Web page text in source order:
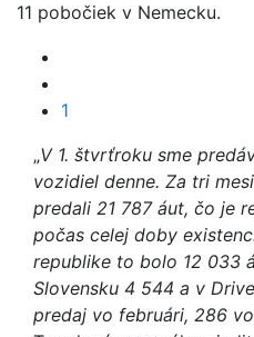
11 pobočiek v Nemecku.
1
„V 1. štvrťroku sme
vozidiel denne. Za tri
predali 21 787 áut, čo je
počas celej doby
republike to bolo 12 033
Slovensku 4 544 a v
predaj vo februári, 286